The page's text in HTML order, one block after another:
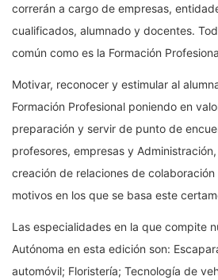
correrán a cargo de empresas,
cualificados, alumnado y docentes.
común como es la Formación
Motivar, reconocer y estimular al
Formación Profesional poniendo en
preparación y servir de punto de
profesores, empresas y
creación de relaciones de
motivos en los que se basa este
Las especialidades en la que compite
Autónoma en esta edición son:
automóvil; Floristería; Tecnología de